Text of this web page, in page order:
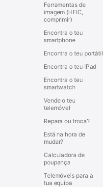
Ferramentas de
imagem (HEIC,
comprimir)
Encontra o teu
smartphone
Encontra o teu portátil
Encontra o teu iPad
Encontra o teu
smartwatch
Vende o teu
telemóvel
Repara ou troca?
Está na hora de
mudar?
Calculadora de
poupança
Telemóveis para a
tua equipa